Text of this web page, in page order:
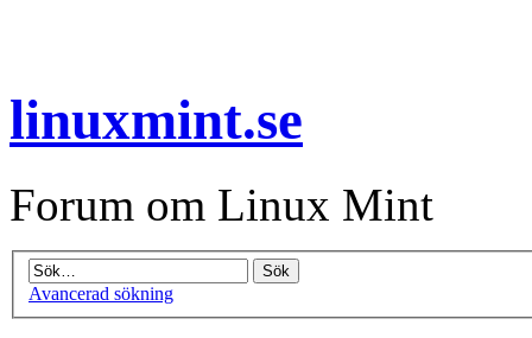
linuxmint.se
Forum om Linux Mint
Avancerad sökning